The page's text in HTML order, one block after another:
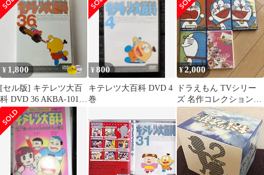
¥ 1,800
[セル版] キテレツ大百
科 DVD 36 AKBA-10136
[ANM2]【DVD】(P26)
¥800
キテレツ大百科 DVD 4
巻
¥2,000
ドラえもん TVシリー
ズ 名作コレクション
DVD 5巻セット